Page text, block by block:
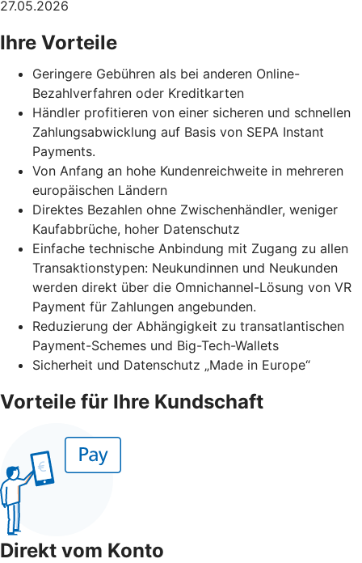
27.05.2026
Ihre Vorteile
Geringere Gebühren als bei anderen Online-
Bezahlverfahren oder Kreditkarten
Händler profitieren von einer sicheren und schnellen
Zahlungsabwicklung auf Basis von SEPA Instant
Payments.
Von Anfang an hohe Kundenreichweite in mehreren
europäischen Ländern
Direktes Bezahlen ohne Zwischenhändler, weniger
Kaufabbrüche, hoher Datenschutz
Einfache technische Anbindung mit Zugang zu allen
Transaktionstypen: Neukundinnen und Neukunden
werden direkt über die Omnichannel-Lösung von VR
Payment für Zahlungen angebunden.
Reduzierung der Abhängigkeit zu transatlantischen
Payment-Schemes und Big-Tech-Wallets
Sicherheit und Datenschutz „Made in Europe“
Vorteile für Ihre Kundschaft
Direkt vom Konto